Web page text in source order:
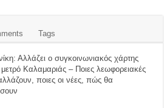
Tags
Αλλάζει ο συγκοινωνιακός χάρτης
Καλαμαριάς – Ποιες λεωφορειακές
ποιες οι νέες, πώς θα